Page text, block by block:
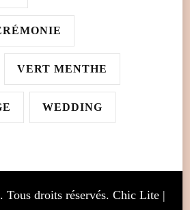
VERT MENTHE
WEDDING
. Tous droits réservés. Chic Lite |